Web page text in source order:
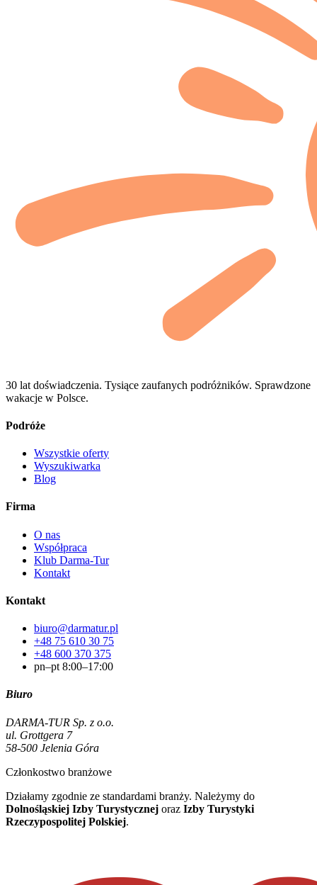
30 lat doświadczenia. Tysiące zaufanych podróżników. Sprawdzone
wakacje w Polsce.
Podróże
Wszystkie oferty
Wyszukiwarka
Blog
Firma
O nas
Współpraca
Klub Darma-Tur
Kontakt
Kontakt
biuro@darmatur.pl
+48 75 610 30 75
+48 600 370 375
pn–pt 8:00–17:00
Biuro
DARMA-TUR Sp. z o.o.
ul. Grottgera 7
58-500 Jelenia Góra
Członkostwo branżowe
Działamy zgodnie ze standardami branży. Należymy do
Dolnośląskiej Izby Turystycznej oraz Izby Turystyki
Rzeczypospolitej Polskiej.